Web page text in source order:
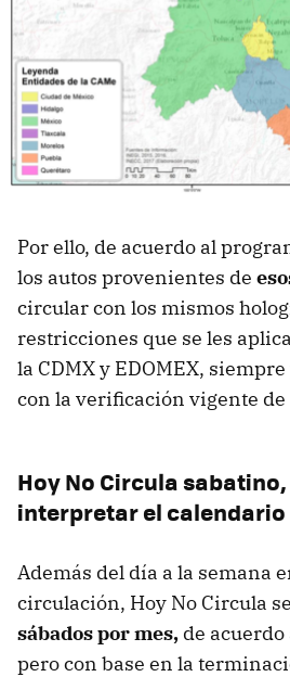
Por ello, de acuerdo al
los autos provenientes de
circular con los mismos
restricciones que se les
la CDMX y EDOMEX,
con la verificación vigente de
Hoy No Circula
interpretar el calendario
Además del día a la semana
circulación, Hoy No Circula
sábados por mes, de
pero con base en la